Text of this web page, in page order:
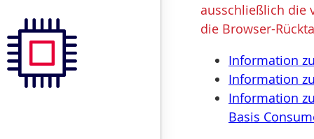
ausschließlich die
die Browser-
Information
Information
Information
Basis